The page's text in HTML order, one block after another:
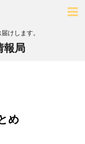
けします。
報局
め